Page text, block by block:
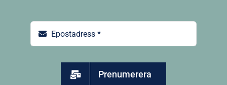
Prenumerera